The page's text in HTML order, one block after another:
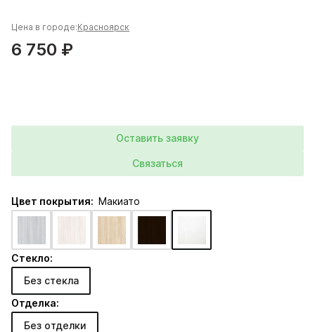
Цена в городе:Красноярск
6 750 ₽
Оставить заявку
Связаться
Цвет покрытия: Макиато
Стекло:
Без стекла
Отделка:
Без отделки